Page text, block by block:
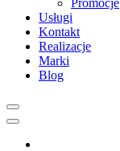
Promocje
Usługi
Kontakt
Realizacje
Marki
Blog